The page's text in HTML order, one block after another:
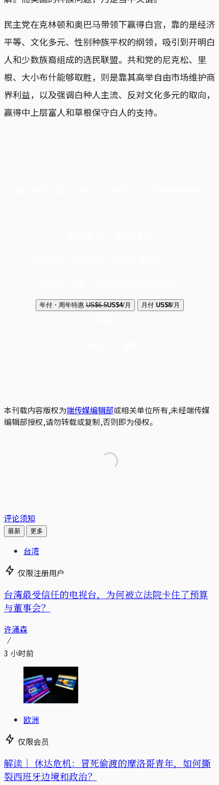
民主党在克林顿和奥巴马带领下赢得白宫，靠的是经济
平等、文化多元、性别种族平权的纲领，吸引到开明白
人和少数族裔组成的选民联盟。共和党的尼克松、里
根、大小布什能够取胜，则是靠其高举自由市场维护商
界利益，以及强调白种人主流、反对文化多元的取向，
赢得中上层富人和草根保守白人的支持。
年付・周年特惠 US$6.5US$4/月 月付 US$8/月
本刊载内容版权为端传媒编辑部或相关单位所有,未经端传媒
编辑部授权,请勿转载或复制,否则即为侵权。
评论须知
最新 更多
台湾
仅限注册用户
台湾最受信任的电视台，为何被立法院卡住了预算
与董事会？
许涌森
3 小时前
欧洲
仅限会员
解读｜ 休达危机：冒死偷渡的摩洛哥青年，如何撕
裂西班牙边境和政治？